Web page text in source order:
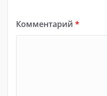
Комментарий *